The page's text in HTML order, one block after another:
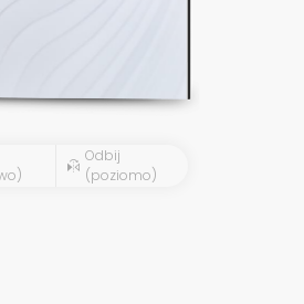
Odbij
(poziomo)